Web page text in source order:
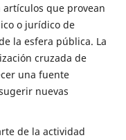
artículos que provean
o jurídico de
la esfera pública. La
cruzada de
una fuente
nuevas
de la actividad